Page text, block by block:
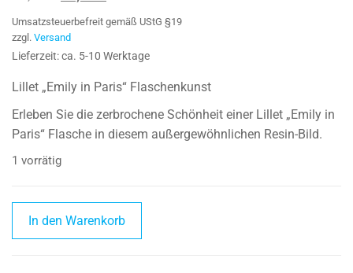
Preis
war:
81,49 €
Preis
62,99 €.
Umsatzsteuerbefreit gemäß UStG §19
zzgl. Versand
Lieferzeit: ca. 5-10 Werktage
Lillet „Emily in Paris“ Flaschenkunst
Erleben Sie die zerbrochene Schönheit einer Lillet „Emily in
Paris“ Flasche in diesem außergewöhnlichen Resin-Bild.
1 vorrätig
In den Warenkorb